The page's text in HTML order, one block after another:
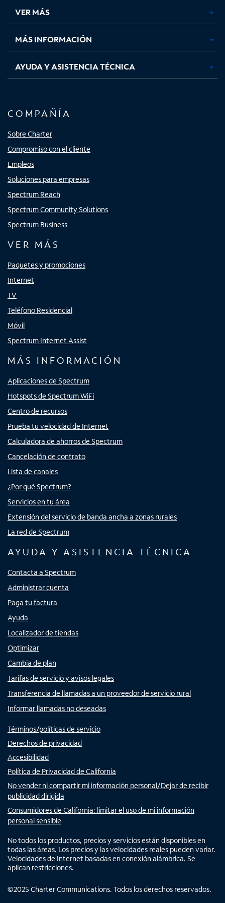
pestaña
nueva
pestaña
nueva
pestaña
nuevanueva
VER MÁS
MÁS INFORMACIÓN
AYUDA Y ASISTENCIA TÉCNICA
COMPAÑÍA
Sobre Charter
Compromiso con el cliente
Empleos
Soluciones para empresas
Spectrum Reach
Spectrum Community Solutions
Spectrum Business
VER MÁS
Paquetes y promociones
Internet
TV
Teléfono Residencial
Móvil
Spectrum Internet Assist
MÁS INFORMACIÓN
Aplicaciones de Spectrum
Hotspots de Spectrum WiFi
Centro de recursos
Prueba tu velocidad de Internet
Calculadora de ahorros de Spectrum
Cancelación de contrato
Lista de canales
¿Por qué Spectrum?
Servicios en tu área
Extensión del servicio de banda ancha a zonas rurales
La red de Spectrum
AYUDA Y ASISTENCIA TÉCNICA
Contacta a Spectrum
Administrar cuenta
Paga tu factura
Ayuda
Localizador de tiendas
Optimizar
Cambia de plan
Tarifas de servicio y avisos legales
Transferencia de llamadas a un proveedor de servicio rural
Informar llamadas no deseadas
Términos/políticas de servicio
Derechos de privacidad
Accesibilidad
Política de Privacidad de California
No vender ni compartir mi información personal/Dejar de recibir
publicidad dirigida
Consumidores de California: limitar el uso de mi información
personal sensible
No todos los productos, precios y servicios están disponibles en
todas las áreas. Los precios y las velocidades reales pueden variar.
Velocidades de Internet basadas en conexión alámbrica. Se
aplican restricciones.
©2025 Charter Communications. Todos los derechos reservados.